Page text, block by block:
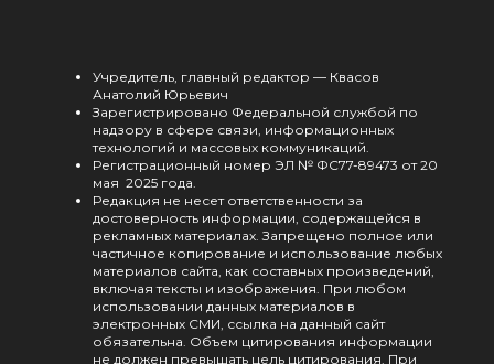
Учредитель, главный редактор — Квасов
Анатолий Юрьевич
Зарегистрировано Федеральной службой по
надзору в сфере связи, информационных
технологий и массовых коммуникаций.
Регистрационный номер ЭЛ № ФС77-89473 от 20
мая 2025 года.
Редакция не несет ответственности за
достоверность информации, содержащейся в
рекламных материалах. Запрещено полное или
частичное копирование и использование любых
материалов сайта, как составных произведений,
включая тексты и изображения. При любом
использовании данных материалов в
электронных СМИ, ссылка на данный сайт
обязательна. Объем цитирования информации
не должен превышать цель цитирования. При